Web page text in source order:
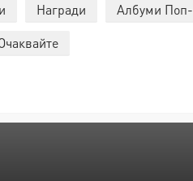
Награди Албуми